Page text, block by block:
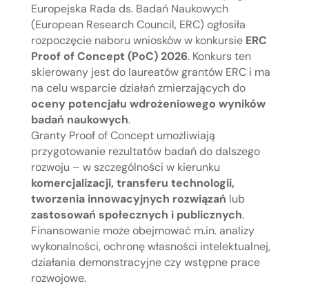
Europejska Rada ds. Badań Naukowych
(European Research Council, ERC) ogłosiła
rozpoczęcie naboru wniosków w konkursie ERC
Proof of Concept (PoC) 2026. Konkurs ten
skierowany jest do laureatów grantów ERC i ma
na celu wsparcie działań zmierzających do
oceny potencjału wdrożeniowego wyników
badań naukowych.
Granty Proof of Concept umożliwiają
przygotowanie rezultatów badań do dalszego
rozwoju – w szczególności w kierunku
komercjalizacji, transferu technologii,
tworzenia innowacyjnych rozwiązań lub
zastosowań społecznych i publicznych.
Finansowanie może obejmować m.in. analizy
wykonalności, ochronę własności intelektualnej,
działania demonstracyjne czy wstępne prace
rozwojowe.